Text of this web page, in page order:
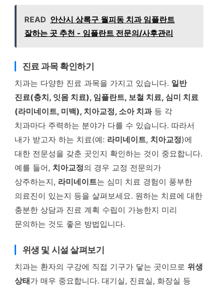
READ 안산시 상록구 월피동 치과 임플란트
잘하는 곳 추천 - 임플란트 전문의/사후관리
진료 과목 확인하기
치과는 다양한 진료 과목을 가지고 있습니다. 일반
진료(충치, 잇몸 치료), 임플란트, 보철 치료, 심미 치료
(라미네이트, 미백), 치아교정, 소아 치과등 각
치과마다 주력하는 분야가 다를 수 있습니다. 따라서
내가 받고자 하는 치료(예: 라미네이트, 치아교정)에
대한 전문성을 갖춘 곳인지 확인하는 것이 중요합니다.
예를 들어, 치아교정의 경우 교정 전문의가
상주하는지, 라미네이트는 심미 치료 경험이 풍부한
의료진이 있는지 등을 살펴보세요. 원하는 치료에 대한
충분한 상담과 진료 계획 수립이 가능한지 미리
문의하는 것도 좋은 방법입니다.
위생 및 시설 살펴보기
치과는 환자의 구강에 직접 기구가 닿는 곳이므로 위생
상태가 매우 중요합니다. 대기실, 진료실, 화장실 등